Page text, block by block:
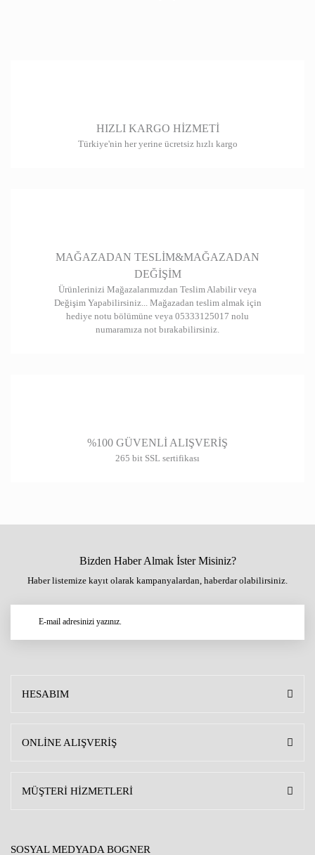
Ürün fiyatı diğer sitelerden daha pahalı.
Gönder
HIZLI KARGO HİZMETİ
Türkiye'nin her yerine ücretsiz hızlı kargo
MAĞAZADAN TESLİM&MAĞAZADAN
DEĞİŞİM
Ürünlerinizi Mağazalarımızdan Teslim Alabilir veya
Değişim Yapabilirsiniz... Mağazadan teslim almak için
hediye notu bölümüne veya 05333125017 nolu
numaramıza not bırakabilirsiniz.
%100 GÜVENLİ ALIŞVERİŞ
265 bit SSL sertifikası
Bizden Haber Almak İster Misiniz?
Haber listemize kayıt olarak kampanyalardan, haberdar olabilirsiniz.
HESABIM
ONLİNE ALIŞVERİŞ
MÜŞTERİ HİZMETLERİ
SOSYAL MEDYADA BOGNER